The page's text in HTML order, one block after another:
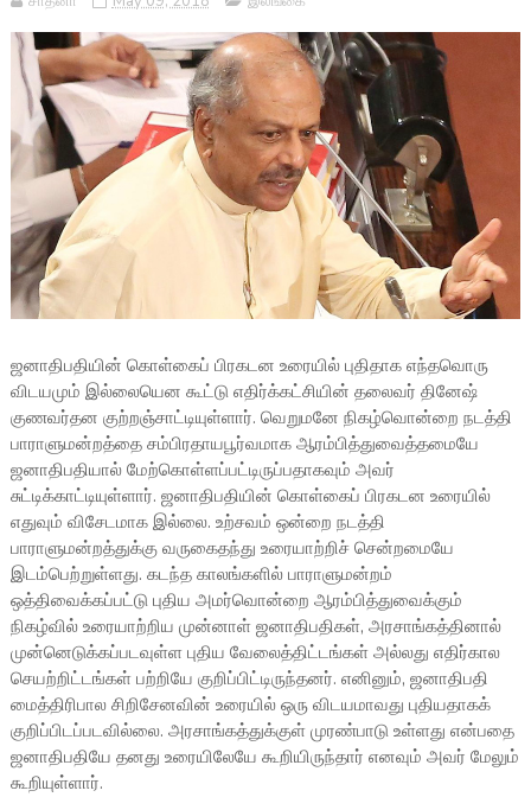
ஜனாதிபதியின் கொள்கைப் பிரகடன உரையில் புதிதாக எந்தவொரு
விடயமும் இல்லையென கூட்டு எதிர்க்கட்சியின் தலைவர் தினேஷ்
குணவர்தன குற்றஞ்சாட்டியுள்ளார். வெறுமனே நிகழ்வொன்றை நடத்தி
பாராளுமன்றத்தை சம்பிரதாயபூர்வமாக ஆரம்பித்துவைத்தமையே
ஜனாதிபதியால் மேற்கொள்ளப்பட்டிருப்பதாகவும் அவர்
சுட்டிக்காட்டியுள்ளார். ஜனாதிபதியின் கொள்கைப் பிரகடன உரையில்
எதுவும் விசேடமாக இல்லை. உற்சவம் ஒன்றை நடத்தி
பாராளுமன்றத்துக்கு வருகைதந்து உரையாற்றிச் சென்றமையே
இடம்பெற்றுள்ளது. கடந்த காலங்களில் பாராளுமன்றம்
ஒத்திவைக்கப்பட்டு புதிய அமர்வொன்றை ஆரம்பித்துவைக்கும்
நிகழ்வில் உரையாற்றிய முன்னாள் ஜனாதிபதிகள், அரசாங்கத்தினால்
முன்னெடுக்கப்படவுள்ள புதிய வேலைத்திட்டங்கள் அல்லது எதிர்கால
செயற்றிட்டங்கள் பற்றியே குறிப்பிட்டிருந்தனர். எனினும், ஜனாதிபதி
மைத்திரிபால சிறிசேனவின் உரையில் ஒரு விடயமாவது புதியதாகக்
குறிப்பிடப்படவில்லை. அரசாங்கத்துக்குள் முரண்பாடு உள்ளது என்பதை
ஜனாதிபதியே தனது உரையிலேயே கூறியிருந்தார் எனவும் அவர் மேலும்
கூறியுள்ளார்.